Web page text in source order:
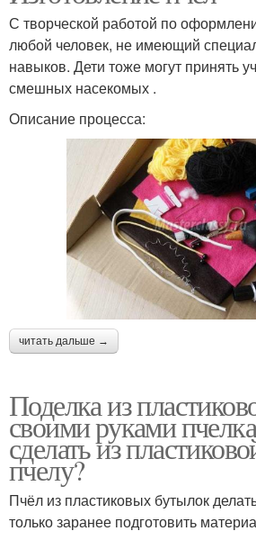
С творческой работой по
любой человек, не имеющий
навыков. Дети тоже могут принять
смешных насекомых .
Описание процесса:
читать дальше →
Поделка из
своими руками
сделать из
пчелу?
Пчёл из пластиковых бутылок
только заранее подготовить